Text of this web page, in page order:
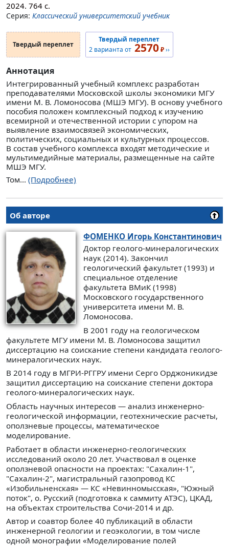
2024. 764 с.
Серия: Классический университетский учебник
Твердый переплет
Твердый переплет
2 варианта от 2570₽››
Аннотация
Интегрированный учебный комплекс разработан
преподавателями Московской школы экономики МГУ
имени М. В. Ломоносова (МШЭ МГУ). В основу учебного
пособия положен комплексный подход к изучению
всемирной и отечественной истории с упором на
выявление взаимосвязей экономических,
политических, социальных и культурных процессов.
В состав учебного комплекса входят методические и
мультимедийные материалы, размещенные на сайте
МШЭ МГУ.
Том... (Подробнее)
Об авторе
ФОМЕНКОИгорь Константинович
Доктор геолого-минералогических
наук (2014). Закончил
геологический факультет (1993) и
специальное отделение
факультета ВМиК (1998)
Московского государственного
университета имени М. В.
Ломоносова.
В 2001 году на геологическом
факультете МГУ имени М. В. Ломоносова защитил
диссертацию на соискание степени кандидата геолого-
минералогических наук.
В 2014 году в МГРИ-РГГРУ имени Серго Орджоникидзе
защитил диссертацию на соискание степени доктора
геолого-минералогических наук.
Область научных интересов — анализ инженерно-
геологической информации, геотехнические расчеты,
оползневые процессы, математическое
моделирование.
Работает в области инженерно-геологических
исследований около 20 лет. Участвовал в оценке
оползневой опасности на проектах: "Сахалин-1",
"Сахалин-2", магистральный газопровод КС
«Изобильненская» — КС «Невинномысская», "Южный
поток", о. Русский (подготовка к саммиту АТЭС), ЦКАД,
на объектах строительства Сочи-2014 и др.
Автор и соавтор более 40 публикаций в области
инженерной геологии и геоэкологии, в том числе
одной монографии «Моделирование полей